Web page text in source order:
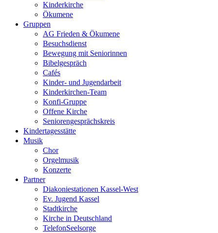
Kinderkirche
Ökumene
Gruppen
AG Frieden & Ökumene
Besuchsdienst
Bewegung mit Seniorinnen
Bibelgespräch
Cafés
Kinder- und Jugendarbeit
Kinderkirchen-Team
Konfi-Gruppe
Offene Kirche
Seniorengesprächskreis
Kindertagesstätte
Musik
Chor
Orgelmusik
Konzerte
Partner
Diakoniestationen Kassel-West
Ev. Jugend Kassel
Stadtkirche
Kirche in Deutschland
TelefonSeelsorge